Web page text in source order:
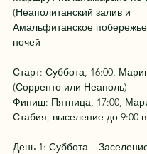
(Неаполитанский залив и
Амальфитанское
ночей
Старт: Суббота, 16:00,
(Сорренто или Неаполь)
Финиш: Пятница, 17:00,
Стабия, выселение до 9:00
День 1: Суббота –